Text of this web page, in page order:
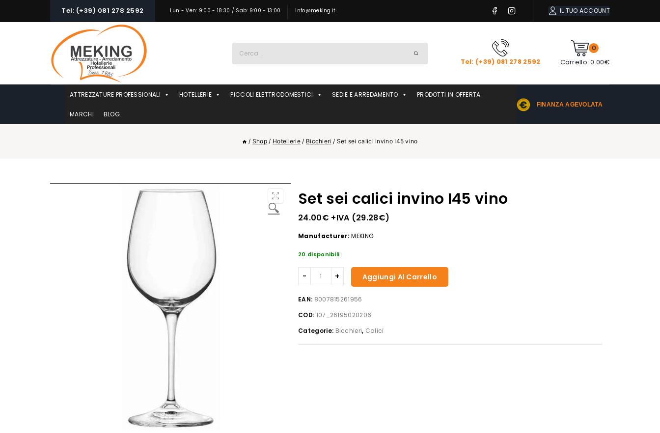
Tel: (+39) 081 278 2592 Lun - Ven: 9:00 - 18:30 / Sab: 9:00 - 13:00 info@meking.it IL TUO ACCOUNT
per:
Tel: (+39) 081 278 2592
0
Carrello: 0.00€
ATTREZZATURE PROFESSIONALI HOTELLERIE PICCOLI ELETTRODOMESTICI SEDIE E ARREDAMENTO PRODOTTI IN OFFERTA
MARCHI BLOG
FINANZA AGEVOLATA
/ Shop / Hotellerie / Bicchieri / Set sei calici invino I45 vino
🔍 Set sei calici invino I45 vino
24.00€ +IVA (29.28€)
Manufacturer: MEKING
20 disponibili
Set
sei
I45
quantità
Aggiungi Al Carrello
EAN: 8007815261956
COD: 107_26195020206
Categorie: Bicchieri, Calici